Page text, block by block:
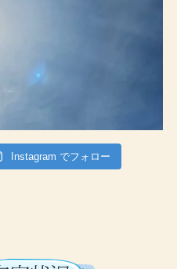
Instagram でフォロー